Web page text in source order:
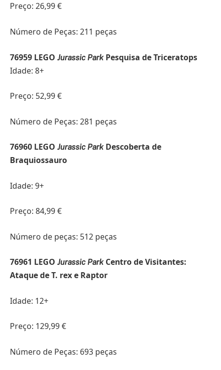
Preço: 26,99 €
Número de Peças: 211 peças
76959 LEGO Jurassic ParkPesquisa de Triceratops
Idade: 8+
Preço: 52,99 €
Número de Peças: 281 peças
76960 LEGO Jurassic ParkDescoberta de
Braquiossauro
Idade: 9+
Preço: 84,99 €
Número de peças: 512 peças
76961 LEGO Jurassic ParkCentro de Visitantes:
Ataque de T. rex e Raptor
Idade: 12+
Preço: 129,99 €
Número de Peças: 693 peças